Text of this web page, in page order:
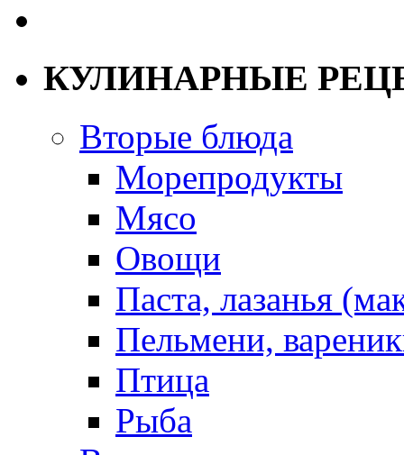
КУЛИНАРНЫЕ
Вторые блюда
Морепродукты
Мясо
Овощи
Паста, лазанья
Пельмени,
Птица
Рыба